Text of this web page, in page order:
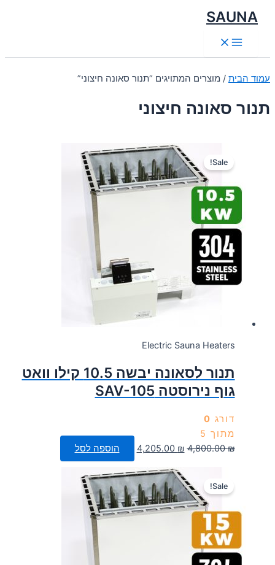
דילוג
לתוכן
SAUNA
Main
Menu
עמוד הבית / מוצרים המתויגים “תנור סאונה חיצוני”
תנור סאונה חיצוני
Sale!
Electric Sauna Heaters
תנור לסאונה יבשה 10.5 קילו וואט
גוף נירוסטה SAV-105
דורג 0
מתוך 5
4,800.00₪
המחיר
היה:
4,800.00 ₪.
4,205.00 ₪
המחיר
הנוכחי
הוא:
4,205.00 ₪.
הוספה לסל
Sale!